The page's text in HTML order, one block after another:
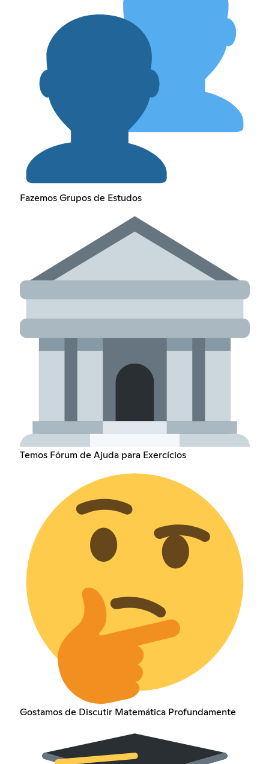
Fazemos Grupos de Estudos
Temos Fórum de Ajuda para Exercícios
Gostamos de Discutir Matemática Profundamente